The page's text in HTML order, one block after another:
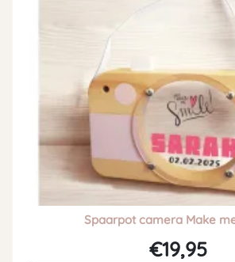
Spaarpot camera Make
€19,95